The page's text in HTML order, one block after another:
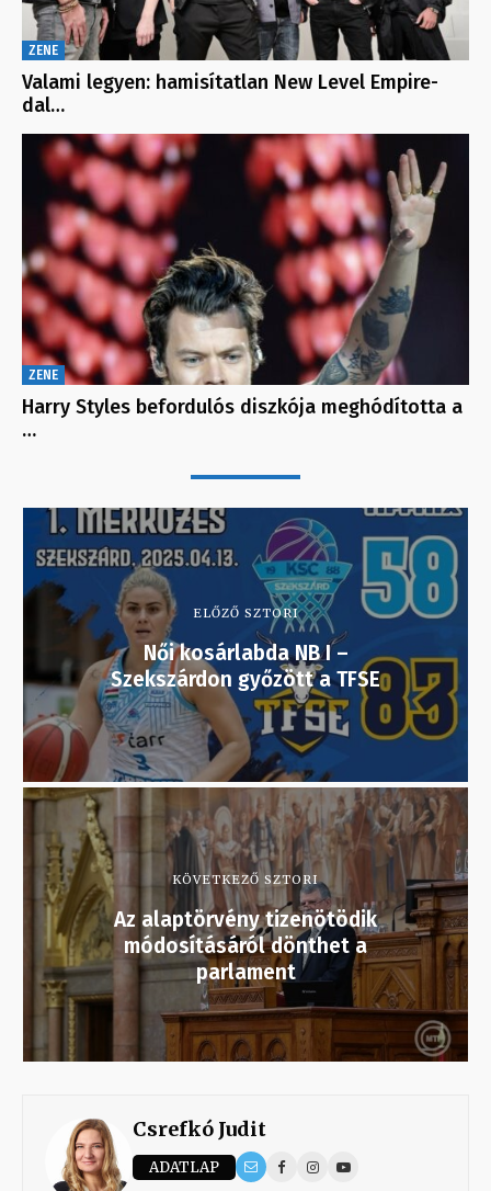
ZENE
Valami legyen: hamisítatlan New Level Empire-
dal…
ZENE
Harry Styles befordulós diszkója meghódította a
…
ELŐZŐ SZTORI
Női kosárlabda NB I –
Szekszárdon győzött a TFSE
KÖVETKEZŐ SZTORI
Az alaptörvény tizenötödik
módosításáról dönthet a
parlament
Csrefkó Judit
ADATLAP